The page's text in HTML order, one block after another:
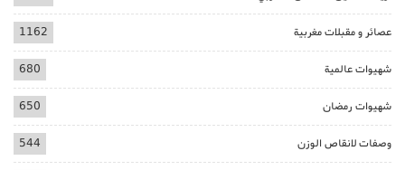
عصائر و مقبلات مغربية 1162
شهيوات عالمية 680
شهيوات رمضان 650
وصفات لانقاص الوزن 544